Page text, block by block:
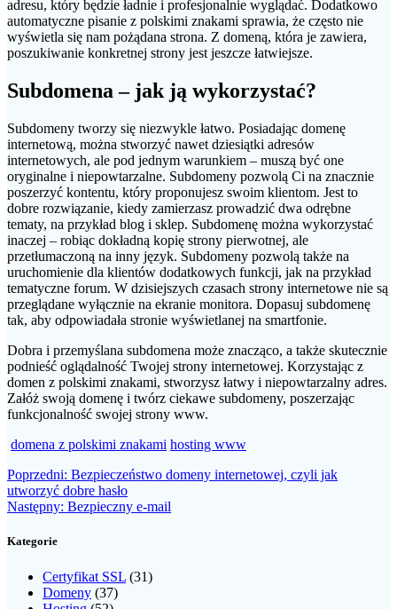
adresu, który będzie ładnie i profesjonalnie wyglądać. Dodatkowo
automatyczne pisanie z polskimi znakami sprawia, że często nie
wyświetla się nam pożądana strona. Z domeną, która je zawiera,
poszukiwanie konkretnej strony jest jeszcze łatwiejsze.
Subdomena – jak ją wykorzystać?
Subdomeny tworzy się niezwykle łatwo. Posiadając domenę
internetową, można stworzyć nawet dziesiątki adresów
internetowych, ale pod jednym warunkiem – muszą być one
oryginalne i niepowtarzalne. Subdomeny pozwolą Ci na znacznie
poszerzyć kontentu, który proponujesz swoim klientom. Jest to
dobre rozwiązanie, kiedy zamierzasz prowadzić dwa odrębne
tematy, na przykład blog i sklep. Subdomenę można wykorzystać
inaczej – robiąc dokładną kopię strony pierwotnej, ale
przetłumaczoną na inny język. Subdomeny pozwolą także na
uruchomienie dla klientów dodatkowych funkcji, jak na przykład
tematyczne forum. W dzisiejszych czasach strony internetowe nie są
przeglądane wyłącznie na ekranie monitora. Dopasuj subdomenę
tak, aby odpowiadała stronie wyświetlanej na smartfonie.
Dobra i przemyślana subdomena może znacząco, a także skutecznie
podnieść oglądalność Twojej strony internetowej. Korzystając z
domen z polskimi znakami, stworzysz łatwy i niepowtarzalny adres.
Załóż swoją domenę i twórz ciekawe subdomeny, poszerzając
funkcjonalność swojej strony www.
domena z polskimi znakami hosting www
Nawigacja
wpisu
Poprzedni: Poprzedni
wpis:
Bezpieczeństwo domeny internetowej, czyli jak
utworzyć dobre hasło
Następny: Następny
Bezpieczny e-mail
Kategorie
Certyfikat SSL (31)
Domeny (37)